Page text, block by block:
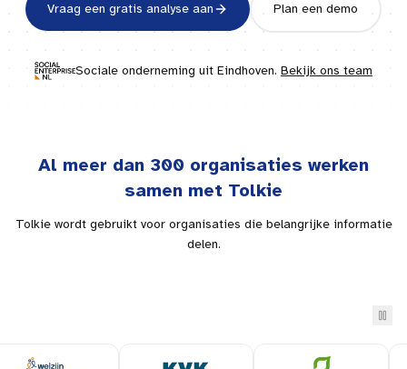
Vraag een gratis analyse aan Plan een demo
Sociale onderneming uit Eindhoven. Bekijk ons team
Al meer dan 300 organisaties werken
samen met Tolkie
Tolkie wordt gebruikt voor organisaties die belangrijke informatie
delen.